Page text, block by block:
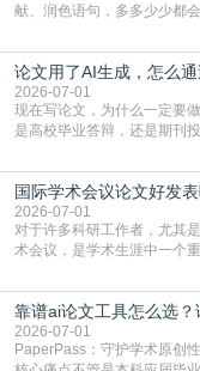
献、润色语句，多多少少都
须加做AI查重。很多人分不
通查重查的是你的文字和已
的内容里，有多少是AI生成的
论文用了AI生成，怎么
2026-07-01
现在写论文，为什么一定要
是高校毕业答辩，还是期刊
要求修改，还差点被判定学
刊，都已经明确出台了相关
注，未标注的AI生成内容会被
国际学术会议论文好发
2026-07-01
对于许多科研工作者，尤其
术会议，是学术生涯中一个
疑问：国际学术会议论文到
AEIC学术交流中心小编就为
文发表的相对优势与期刊论
靠谱ai论文工具怎么选
2026-07-01
PaperPass：守护学术原创